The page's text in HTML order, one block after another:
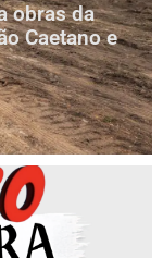
obras da
Caetano e